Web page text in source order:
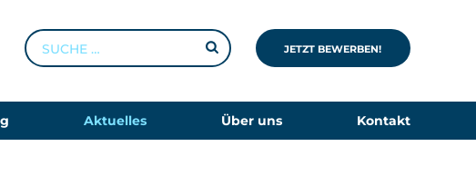
SUCHEN
JETZT BEWERBEN!
Aktuelles Über uns Kontakt